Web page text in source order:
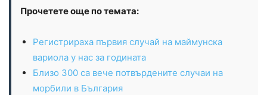
Прочетете още по темата:
Регистрираха първия случай на маймунска
вариола у нас за годината
Близо 300 са вече потвърдените случаи на
морбили в България